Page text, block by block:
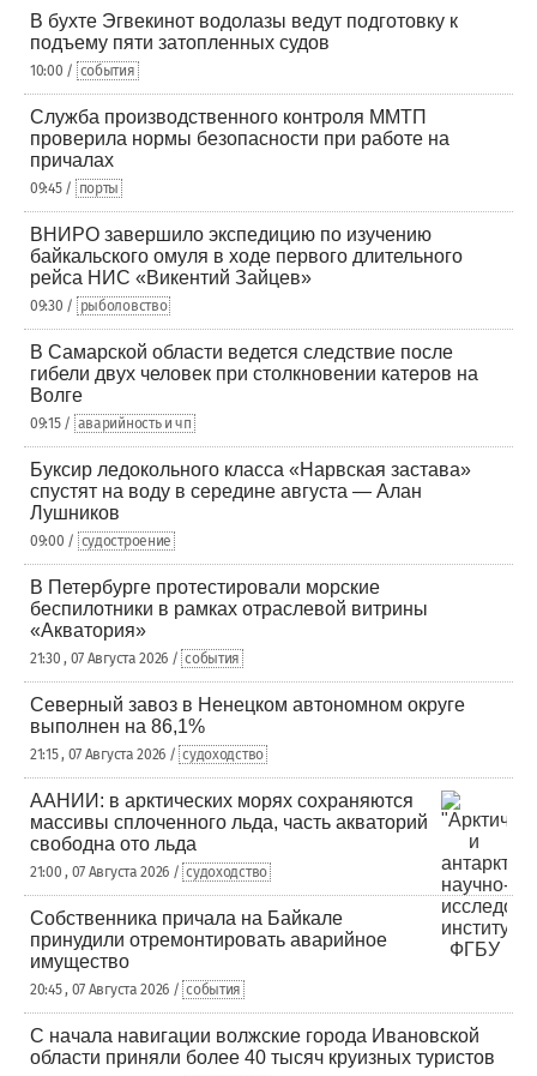
В бухте Эгвекинот водолазы ведут подготовку к
подъему пяти затопленных судов
10:00 / события
Служба производственного контроля ММТП
проверила нормы безопасности при работе на
причалах
09:45 / порты
ВНИРО завершило экспедицию по изучению
байкальского омуля в ходе первого длительного
рейса НИС «Викентий Зайцев»
09:30 / рыболовство
В Самарской области ведется следствие после
гибели двух человек при столкновении катеров на
Волге
09:15 / аварийность и чп
Буксир ледокольного класса «Нарвская застава»
спустят на воду в середине августа — Алан
Лушников
09:00 / судостроение
В Петербурге протестировали морские
беспилотники в рамках отраслевой витрины
«Акватория»
21:30 , 07 Августа 2026 / события
Северный завоз в Ненецком автономном округе
выполнен на 86,1%
21:15 , 07 Августа 2026 / судоходство
ААНИИ: в арктических морях сохраняются
массивы сплоченного льда, часть акваторий
свободна ото льда
21:00 , 07 Августа 2026 / судоходство
Собственника причала на Байкале
принудили отремонтировать аварийное
имущество
20:45 , 07 Августа 2026 / события
С начала навигации волжские города Ивановской
области приняли более 40 тысяч круизных туристов